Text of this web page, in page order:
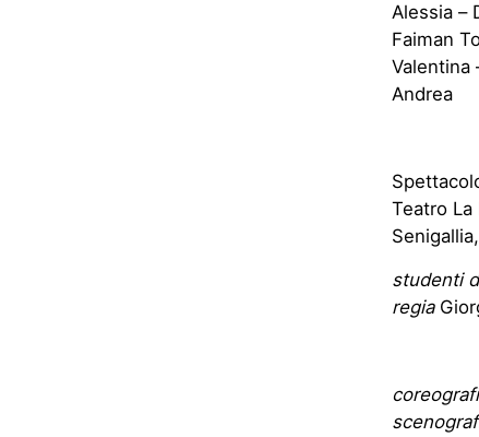
Alessia –
Faiman
Valentina
Andrea
Teatro La
studenti
regia